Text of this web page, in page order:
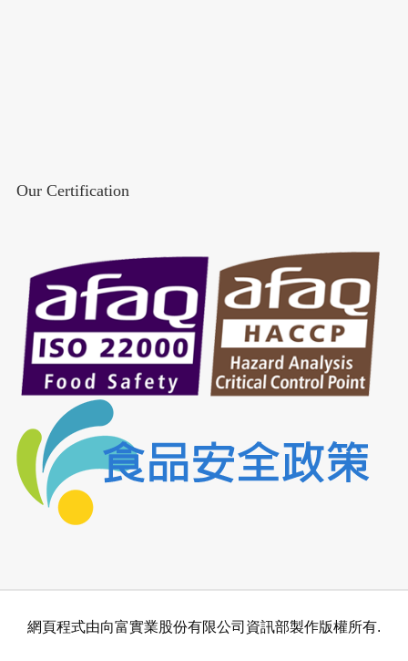
Our Certification
網頁程式由向富實業股份有限公司資訊部製作版權所有.